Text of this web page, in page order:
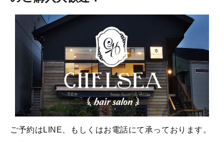
ご予約はLINE、もしくはお電話にて承っております。